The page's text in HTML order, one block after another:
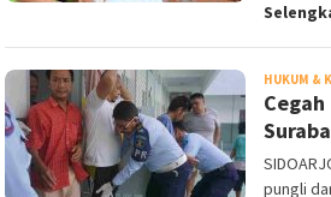
HUKUM &
pungli